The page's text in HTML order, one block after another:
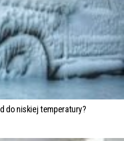
do niskiej temperatury?